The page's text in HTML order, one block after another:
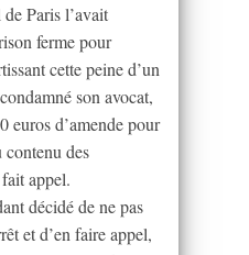
Paris l’avait
ferme pour
cette peine d’un
son avocat,
euros d’amende pour
des
appel.
décidé de ne pas
et d’en faire appel,